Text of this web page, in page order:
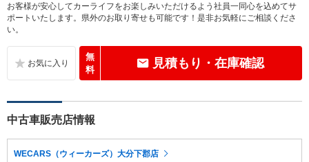
お客様が安心してカーライフをお楽しみいただけるよう社員一同心を込めてサ
ポートいたします。県外のお取り寄せも可能です！是非お気軽にご相談くださ
い。
無
料
見積もり・在庫確認
中古車販売店情報
WECARS（ウィーカーズ）大分下郡店